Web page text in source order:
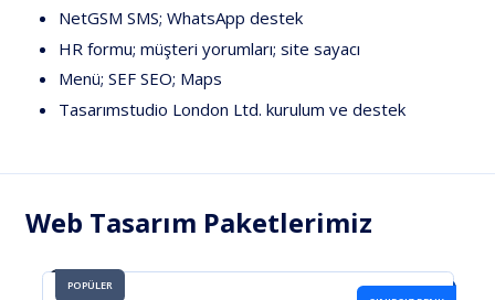
NetGSM SMS; WhatsApp destek
HR formu; müşteri yorumları; site sayacı
Menü; SEF SEO; Maps
Tasarımstudio London Ltd. kurulum ve destek
Web Tasarım Paketlerimiz